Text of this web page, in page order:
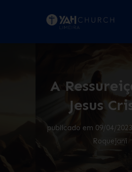
A
Jesus
publicado em 09/04/2023
Roquejani